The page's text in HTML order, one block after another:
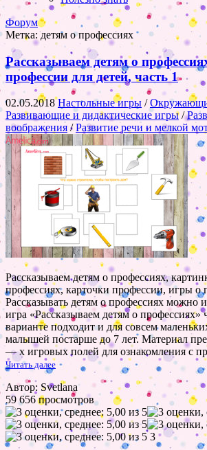
Форум
Метка:детям о профессиях
Рассказываем детям о
профессии для детей, часть 1
02.05.2018Настольные игры /
Развивающие и дидактические игры/
воображения/Развитие речи и мелкой
Рассказываем детям о профессиях,
профессиях, карточки профессии, игры о
Рассказывать детям о профессиях
игра «Рассказываем детям о профессиях»
варианте подходит и для совсем
малышей постарше до 7 лет. Материал
— х игровых полей для ознакомления с
Читать далее
Автор: Svetlana
59 656 просмотров
3